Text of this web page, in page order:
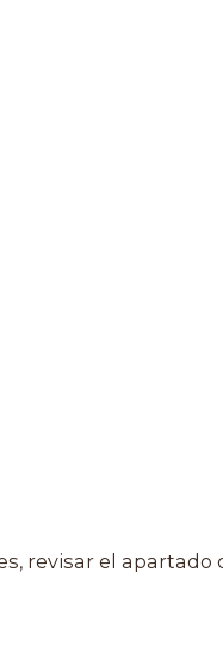
revisar el apartado